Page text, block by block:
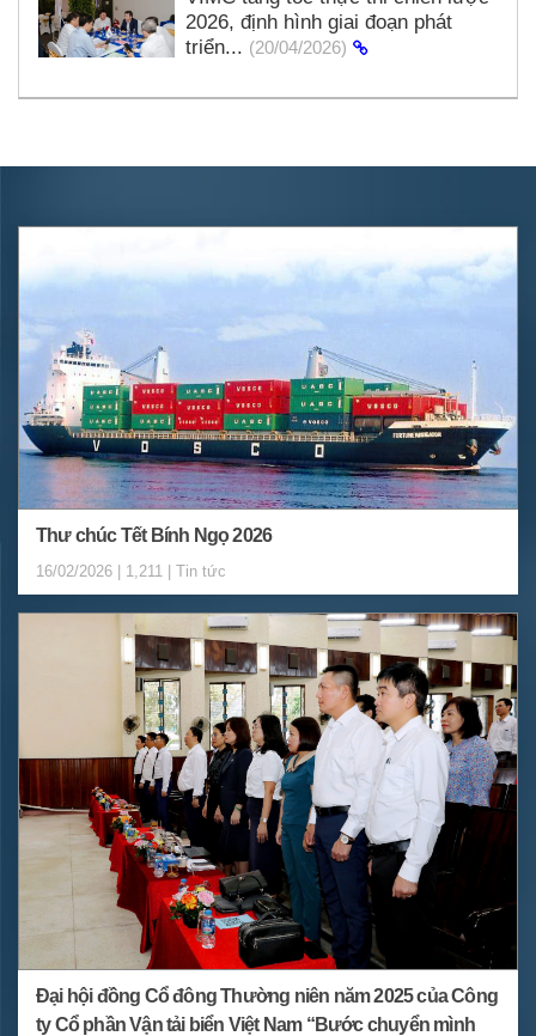
2026, định hình giai đoạn phát
triển... (20/04/2026)
Thư chúc Tết Bính Ngọ 2026
16/02/2026 | 1,211 | Tin tức
Đại hội đồng Cổ đông Thường niên năm 2025 của Công
ty Cổ phần Vận tải biển Việt Nam “Bước chuyển mình